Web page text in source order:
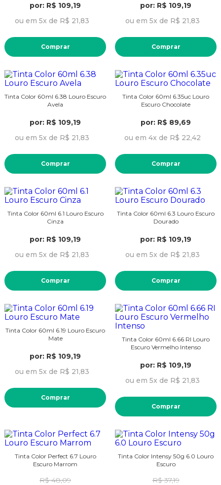
por: R$ 109,19
ou em 5x de R$ 21,83
Comprar
por: R$ 109,19
ou em 5x de R$ 21,83
Comprar
Tinta Color 60ml 6.38 Louro Escuro
Avela
por: R$ 109,19
ou em 5x de R$ 21,83
Comprar
Tinta Color 60ml 6.35uc Louro
Escuro Chocolate
por: R$ 89,69
ou em 4x de R$ 22,42
Comprar
Tinta Color 60ml 6.1 Louro Escuro
Cinza
por: R$ 109,19
ou em 5x de R$ 21,83
Comprar
Tinta Color 60ml 6.3 Louro Escuro
Dourado
por: R$ 109,19
ou em 5x de R$ 21,83
Comprar
Tinta Color 60ml 6.19 Louro Escuro
Mate
por: R$ 109,19
ou em 5x de R$ 21,83
Comprar
Tinta Color 60ml 6.66 RI Louro
Escuro Vermelho Intenso
por: R$ 109,19
ou em 5x de R$ 21,83
Comprar
Tinta Color Perfect 6.7 Louro
Escuro Marrom
R$ 48,09
Tinta Color Intensy 50g 6.0 Louro
Escuro
R$ 37,19